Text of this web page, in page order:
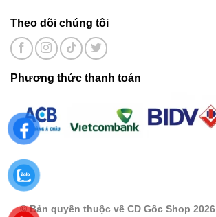
Theo dõi chúng tôi
Phương thức thanh toán
©Bản quyền thuộc về CD Gốc Shop 2026